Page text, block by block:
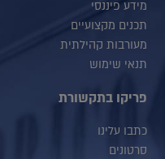
מידע פיננסי
תכנים מקצועיים
מעורבות קהילתית
תנאי שימוש
פריקו בתקשורת
כתבו עלינו
סרטונים